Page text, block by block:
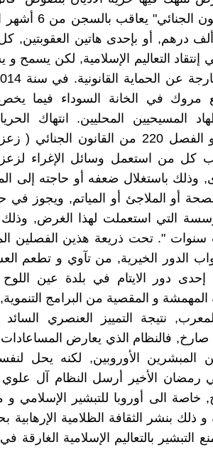
الفصل 267, الفقرة 5 من
وبغرامة من 20 ألف الى 200 ألف درهم, أو بإحدى هاتين
إنتقاد التعاليم الإسلامية, لكن يسمح
مروك في الخانة السوداء فيما يخص
المسيحيين المحليين. انتهاك
بمراسيم قانونية كفصل 267 أو الفصل 220 من القانون
كل من استعمل وسائل الإغراء
وذلك باستغلال ضعفه أو حاجته إلى
أو الملاجئ أو المياتم, ويجوز في
التي استعملت لهذا الغرض,
سنوات ". تحت ذريعة هذين الفصلين
الدور الخيرية, من تآوي و تطعم
إحدى دور الايتام في بلدة عين
و المقصية من البرامج
نتيجة التمييز العنصري
صارخ, فالنظام الذي يعارض
المبشرين الأوروبين, لكنه يحل
في رمضان الأخير أرسل النظام آل
خاصة الى أوروبا للتبشير الإسلامي و
ذلك بنشر الثقافة الظلامية الإرهابية
التبشير بالتعاليم الإسلامية الغارقة